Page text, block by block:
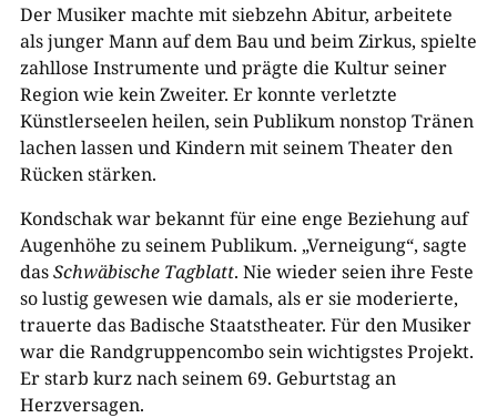
Der Musiker machte mit siebzehn Abitur, arbeitete
als junger Mann auf dem Bau und beim Zirkus, spielte
zahllose Instrumente und prägte die Kultur seiner
Region wie kein Zweiter. Er konnte verletzte
Künstlerseelen heilen, sein Publikum nonstop Tränen
lachen lassen und Kindern mit seinem Theater den
Rücken stärken.
Kondschak war bekannt für eine enge Beziehung auf
Augenhöhe zu seinem Publikum. „Verneigung“, sagte
dasSchwäbische Tagblatt. Nie wieder seien ihre Feste
so lustig gewesen wie damals, als er sie moderierte,
trauerte das Badische Staatstheater. Für den Musiker
war die Randgruppencombo sein wichtigstes Projekt.
Er starb kurz nach seinem 69. Geburtstag an
Herzversagen.